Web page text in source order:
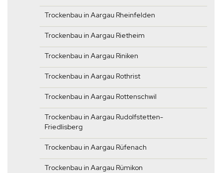
Trockenbau in Aargau Rheinfelden
Trockenbau in Aargau Rietheim
Trockenbau in Aargau Riniken
Trockenbau in Aargau Rothrist
Trockenbau in Aargau Rottenschwil
Trockenbau in Aargau Rudolfstetten-
Friedlisberg
Trockenbau in Aargau Rüfenach
Trockenbau in Aargau Rümikon